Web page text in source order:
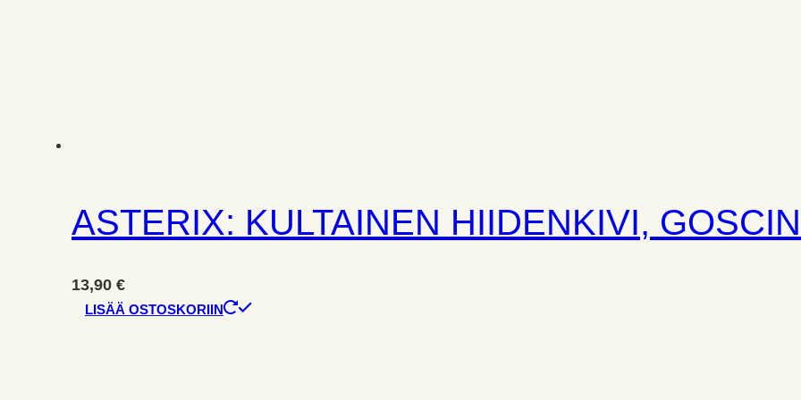
ASTERIX: KULTAINEN HIIDENKIVI,
13,90 €
LISÄÄ OSTOSKORIIN